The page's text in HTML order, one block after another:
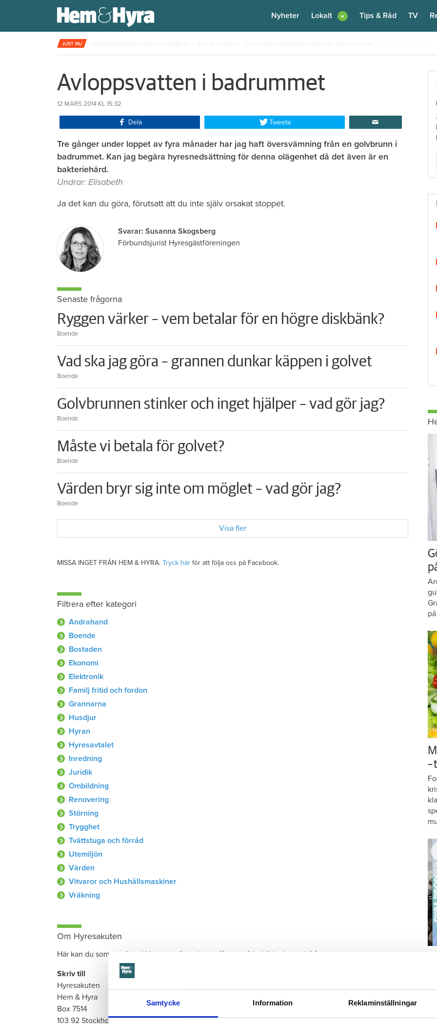
Samtycke Information Reklaminställningar
Nyheter Lokalt Tips & Råd TV
JUST NU
Avloppsvatten i badrummet
12 MARS 2014 KL 15:32
Dela Tweeta
Tre gånger under loppet av fyra månader har jag haft översvämning från en golvbrunn i
badrummet. Kan jag begära hyresnedsättning för denna olägenhet då det även är en
bakteriehärd.
Undrar: Elisabeth
Ja det kan du göra, förutsatt att du inte själv orsakat stoppet.
Svarar: Susanna Skogsberg
Förbundsjurist Hyresgästföreningen
Senaste frågorna
Ryggen värker – vem betalar för en högre diskbänk?
Boende
Vad ska jag göra – grannen dunkar käppen i golvet
Boende
Golvbrunnen stinker och inget hjälper – vad gör jag?
Boende
Måste vi betala för golvet?
Boende
Värden bryr sig inte om möglet – vad gör jag?
Boende
Visa fler
MISSA INGET FRÅN HEM & HYRA. Tryck här för att följa oss på Facebook.
Filtrera efter kategori
Andrahand
Boende
Bostaden
Ekonomi
Elektronik
Familj fritid och fordon
Grannarna
Husdjur
Hyran
Hyresavtalet
Inredning
Juridik
Ombildning
Renovering
Störning
Trygghet
Tvättstuga och förråd
Utemiljön
Värden
Vitvaror och Hushållsmaskiner
Vräkning
Om Hyresakuten
Här kan du som medlem i Hyresgästföreningen få svar på juridiska bostadsfrågor.
Skriv till
Hyresakuten
Hem & Hyra
Box 7514
103 92 Stockholm
–